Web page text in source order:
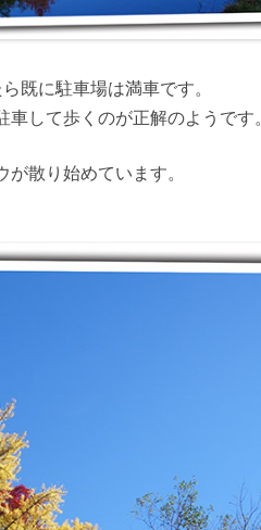
既に駐車場は満車です。
して歩くのが正解のようです。
散り始めています。